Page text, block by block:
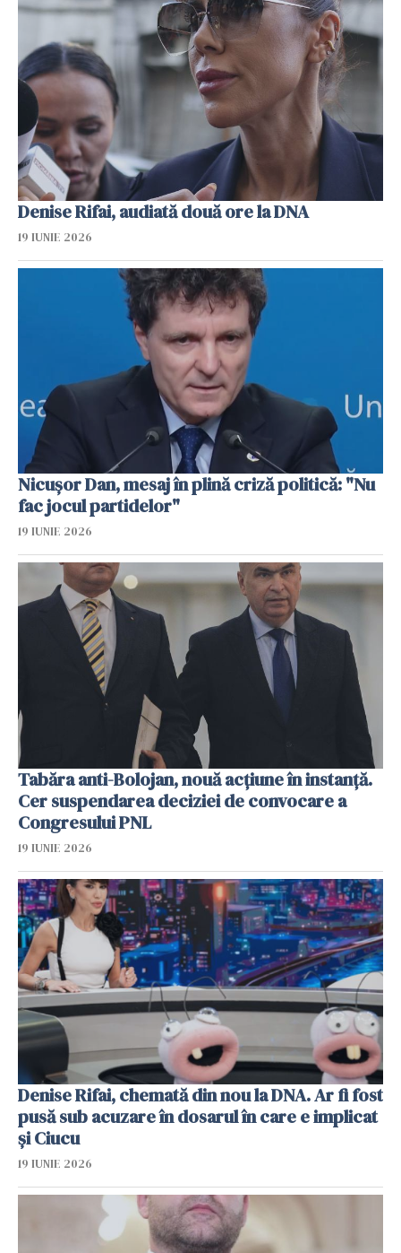
Denise Rifai, audiată două ore la DNA
19 IUNIE 2026
Nicuşor Dan, mesaj în plină criză politică: "Nu
fac jocul partidelor"
19 IUNIE 2026
Tabăra anti-Bolojan, nouă acțiune în instanță.
Cer suspendarea deciziei de convocare a
Congresului PNL
19 IUNIE 2026
Denise Rifai, chemată din nou la DNA. Ar fi fost
pusă sub acuzare în dosarul în care e implicat
și Ciucu
19 IUNIE 2026